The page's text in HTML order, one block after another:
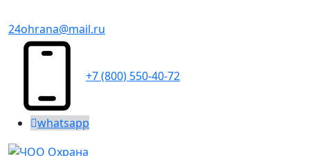
24ohrana@mail.ru
+7 (800) 550-40-72
whatsapp